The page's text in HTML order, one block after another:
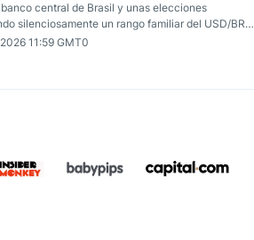
central de Brasil y unas elecciones
silenciosamente un rango familiar del USD/BRL.
del banco central de Brasil y unas elecciones
silenciosamente un rango familiar del USD/BRL.
observando a continuación.
11:59 GMT0